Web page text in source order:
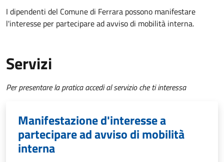
I dipendenti del Comune di Ferrara possono manifestare
l'interesse per partecipare ad avviso di mobilità interna.
Servizi
Per presentare la pratica accedi al servizio che ti interessa
Manifestazione d'interesse a
partecipare ad avviso di mobilità
interna